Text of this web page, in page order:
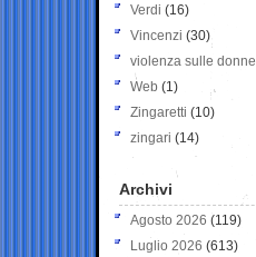
Verdi (16)
Vincenzi (30)
violenza sulle donne
Web (1)
Zingaretti (10)
zingari (14)
Archivi
Agosto 2026 (119)
Luglio 2026 (613)